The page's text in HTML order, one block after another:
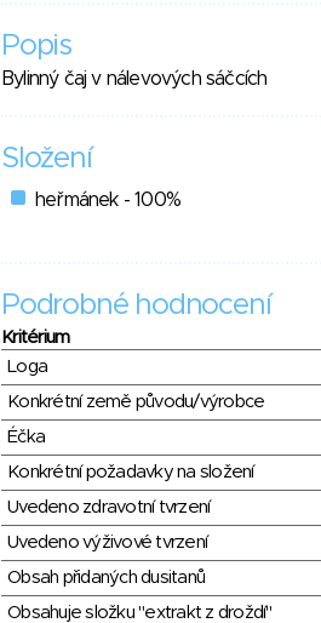
Popis
Bylinný čaj v nálevových sáčcích
Složení
heřmánek - 100%
Podrobné hodnocení
Kritérium
Loga
Konkrétní země původu/výrobce
Éčka
Konkrétní požadavky na složení
Uvedeno zdravotní tvrzení
Uvedeno výživové tvrzení
Obsah přidaných dusitanů
Obsahuje složku "extrakt z droždí"